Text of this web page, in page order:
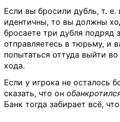
Если вы бросили дубль, т.
идентичны, то вы должны
бросаете три дубля подряд
отправляетесь в тюрьму, и
попытаться оттуда выйти
хода.
Если у игрока не осталось
сказать, что он
Банк тогда забирает всё,